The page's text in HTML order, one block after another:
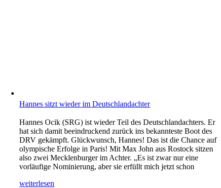
Hannes sitzt wieder im Deutschlandachter
Hannes Ocik (SRG) ist wieder Teil des Deutschlandachters. Er
hat sich damit beeindruckend zurück ins bekannteste Boot des
DRV gekämpft. Glückwunsch, Hannes! Das ist die Chance auf
olympische Erfolge in Paris! Mit Max John aus Rostock sitzen
also zwei Mecklenburger im Achter. „Es ist zwar nur eine
vorläufige Nominierung, aber sie erfüllt mich jetzt schon
weiterlesen